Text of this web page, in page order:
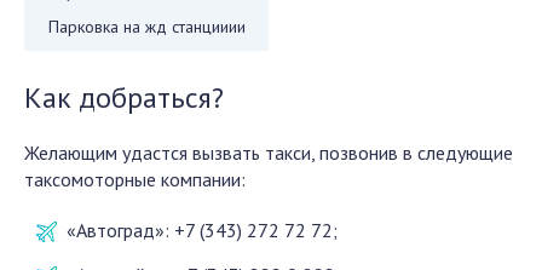
Парковка на жд станцииии
Как добраться?
Желающим удастся вызвать такси, позвонив в следующие
таксомоторные компании:
«Автоград»: +7 (343) 272 72 72;